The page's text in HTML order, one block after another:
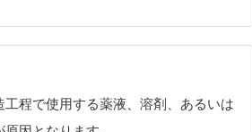
程で使用する薬液、溶剤、あるいは